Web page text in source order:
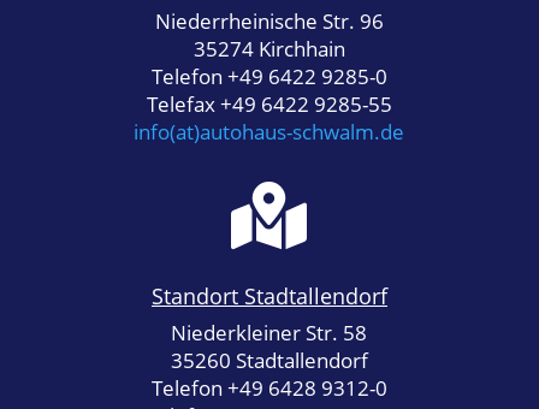
Niederrheinische Str. 96
35274 Kirchhain
Telefon +49 6422 9285-0
Telefax +49 6422 9285-55
info(at)autohaus-schwalm.de

Standort Stadtallendorf
Niederkleiner Str. 58
35260 Stadtallendorf
Telefon +49 6428 9312-0